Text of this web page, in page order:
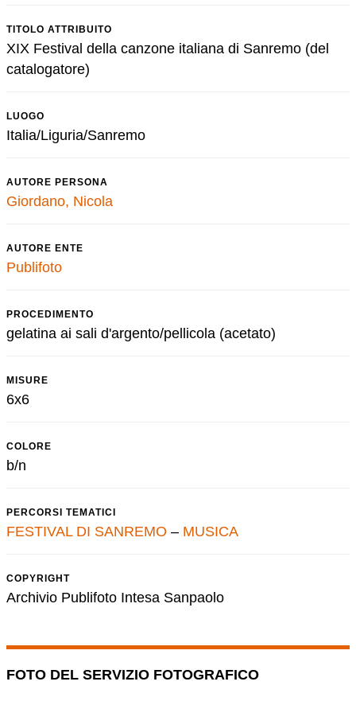
TITOLO ATTRIBUITO
XIX Festival della canzone italiana di Sanremo (del
catalogatore)
LUOGO
Italia/Liguria/Sanremo
AUTORE PERSONA
Giordano, Nicola
AUTORE ENTE
Publifoto
PROCEDIMENTO
gelatina ai sali d'argento/pellicola (acetato)
MISURE
6x6
COLORE
b/n
PERCORSI TEMATICI
FESTIVAL DI SANREMO – MUSICA
COPYRIGHT
Archivio Publifoto Intesa Sanpaolo
FOTO DEL SERVIZIO FOTOGRAFICO